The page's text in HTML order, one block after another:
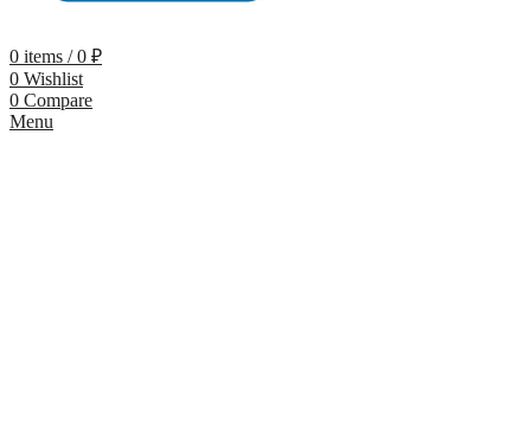
0 items / 0 ₽
0 Wishlist
0 Compare
Menu